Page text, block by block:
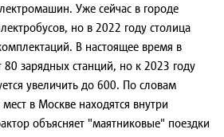
Уже сейчас в городе
но в 2022 году столица
В настоящее время в
зарядных станций, но к 2023 году
увеличить до 600. По словам
в Москве находятся внутри
объясняет "маятниковые" поездки